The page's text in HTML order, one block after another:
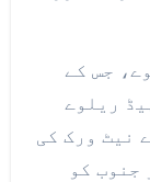
جس کے
ریلوے
نیٹ ورک کی
جنوب کو